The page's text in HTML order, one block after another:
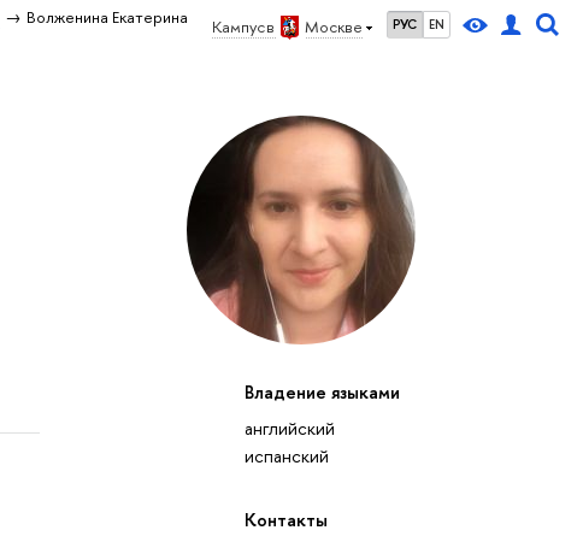
Кампус в Москве РУС EN
Волженина Екатерина
Владение языками
английский
испанский
Контакты